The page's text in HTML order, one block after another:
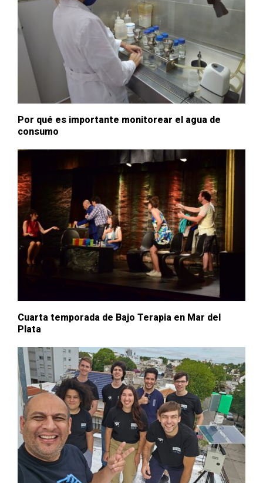
Por qué es importante monitorear el agua de
consumo
Cuarta temporada de Bajo Terapia en Mar del
Plata